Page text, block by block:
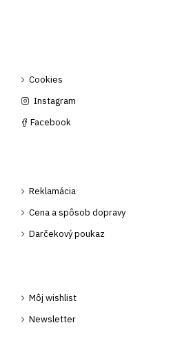
Cookies
Instagram
Facebook
Reklamácia
Cena a spôsob dopravy
Darčekový poukaz
Môj wishlist
Newsletter